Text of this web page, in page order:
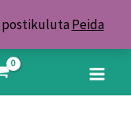
postikuluta Peida